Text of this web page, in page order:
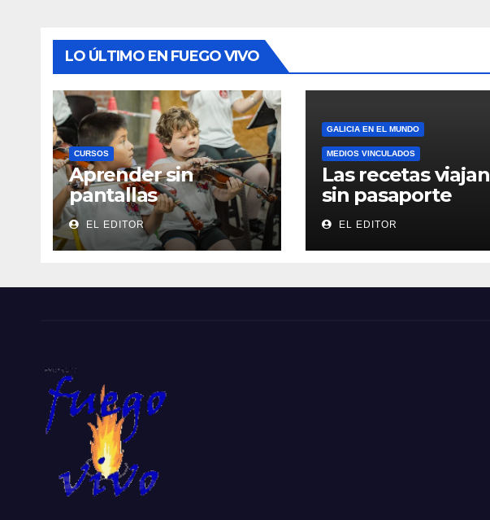
LO ÚLTIMO EN FUEGO VIVO
CURSOS
Aprender sin
pantallas
EL EDITOR
GALICIA EN EL MUNDO
MEDIOS VINCULADOS
Las recetas viajan
sin pasaporte
EL EDITOR